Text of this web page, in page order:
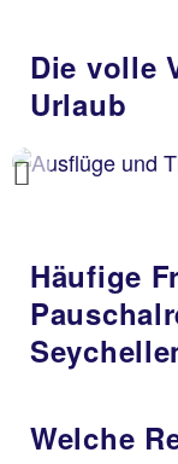
Die volle
Urlaub
Previous
Häufige
Welche